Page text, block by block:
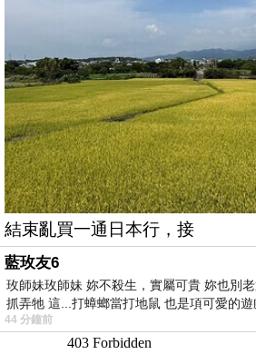
結束亂買一通日本行，接
藍玫友6
玫師妹玫師妹 妳不殺生，實屬可貴 妳也別
抓弄牠 這...打蟑螂當打地鼠 也是項可愛的
44 分鐘前